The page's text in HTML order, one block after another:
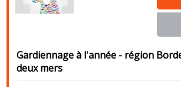
Gardiennage à l'année - région
deux mers